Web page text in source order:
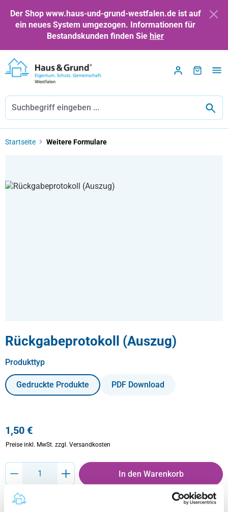
Zum Hauptinhalt springen
Der Shop www.haus-und-grund-westfalen.de ist auf
ein neues System umgezogen. Informationen für
Bestandskunden finden Sie hier
Startseite Weitere Formulare
Rückgabeprotokoll (Auszug)
Produkttypauswählen
Gedruckte Produkte PDF Download
1,50 €
Preise inkl. MwSt. zzgl. Versandkosten
Produkt Anzahl: Gib den gewünschten Wert ein oder benutze die Schaltflächen
In den Warenkorb
Sofort verfügbar, Lieferzeit: 1-3 Tage